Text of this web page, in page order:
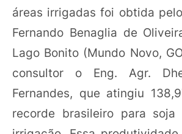
áreas irrigadas foi obtida
Fernando Benaglia de
Lago Bonito (Mundo Novo,
consultor o Eng. Agr.
Fernandes, que atingiu
recorde brasileiro para